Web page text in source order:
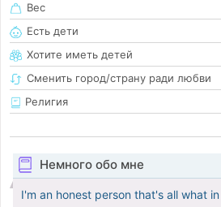
Вес
Есть дети
Хотите иметь детей
Сменить город/страну ради любви
Религия
Немного обо мне
I'm an honest person that's all what